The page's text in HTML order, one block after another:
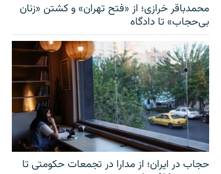
محمدباقر خرازی؛ از «فتح تهران» و کشتن «زنان
بی‌حجاب» تا دادگاه
حجاب در ایران؛ از مدارا در تجمعات حکومتی تا